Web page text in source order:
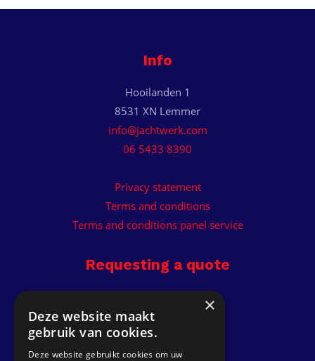
Info
Hooilanden 1
8531 XN Lemmer
info@jachtwerk.com
06 5433 8390
Privacy statement
Terms and conditions
Terms and conditions panel service
Requesting a quote
Get a quote
×
Deze website maakt
gebruik van cookies.
Deze website gebruikt cookies om uw